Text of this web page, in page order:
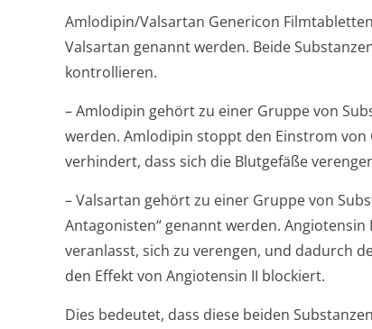
Amlodipin/Valsartan Genericon
Valsartan genannt werden. Beide
kontrollieren.
– Amlodipin gehört zu einer Gruppe von
werden. Amlodipin stoppt den Einstrom von
verhindert, dass sich die Blutgefäße
– Valsartan gehört zu einer Gruppe von
Antagonisten“ genannt werden.
veranlasst, sich zu verengen, und dadurch
den Effekt von Angiotensin II blockiert.
Dies bedeutet, dass diese beiden